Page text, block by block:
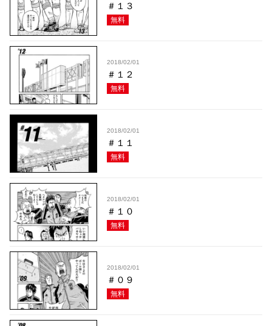
＃１３
無料
2018/02/01
＃１２
無料
2018/02/01
＃１１
無料
2018/02/01
＃１０
無料
2018/02/01
＃０９
無料